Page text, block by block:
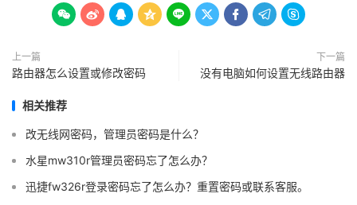
        
上一篇
路由器怎么设置或修改密码
下一篇
没有电脑如何设置无线路由器
相关推荐
改无线网密码，管理员密码是什么？
水星mw310r管理员密码忘了怎么办？
迅捷fw326r登录密码忘了怎么办？重置密码或联系客服。